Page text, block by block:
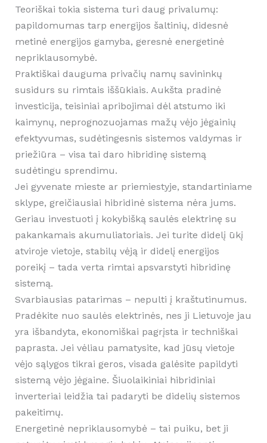
Teoriškai tokia sistema turi daug privalumų:
papildomumas tarp energijos šaltinių, didesnė
metinė energijos gamyba, geresnė energetinė
nepriklausomybė.
Praktiškai dauguma privačių namų savininkų
susidurs su rimtais iššūkiais. Aukšta pradinė
investicija, teisiniai apribojimai dėl atstumo iki
kaimynų, neprognozuojamas mažų vėjo jėgainių
efektyvumas, sudėtingesnis sistemos valdymas ir
priežiūra – visa tai daro hibridinę sistemą
sudėtingu sprendimu.
Jei gyvenate mieste ar priemiestyje, standartiniame
sklype, greičiausiai hibridinė sistema nėra jums.
Geriau investuoti į kokybišką saulės elektrinę su
pakankamais akumuliatoriais. Jei turite didelį ūkį
atviroje vietoje, stabilų vėją ir didelį energijos
poreikį – tada verta rimtai apsvarstyti hibridinę
sistemą.
Svarbiausias patarimas – nepulti į kraštutinumus.
Pradėkite nuo saulės elektrinės, nes ji Lietuvoje jau
yra išbandyta, ekonomiškai pagrįsta ir techniškai
paprasta. Jei vėliau pamatysite, kad jūsų vietoje
vėjo sąlygos tikrai geros, visada galėsite papildyti
sistemą vėjo jėgaine. Šiuolaikiniai hibridiniai
inverteriai leidžia tai padaryti be didelių sistemos
pakeitimų.
Energetinė nepriklausomybė – tai puiku, bet ji